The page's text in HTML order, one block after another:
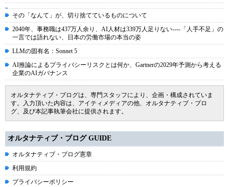
その「なんて」が、切り捨てているものについて
2040年、事務職は437万人余り、AI人材は339万人足りない----「人手不足」の
一言では語れない、日本の労働市場の本当の姿
LLMの固有名：Sonnet 5
AI推論によるプライバシーリスクとは何か、Gartnerの2029年予測から考える
企業のAIガバナンス
オルタナティブ・ブログは、専門スタッフにより、企画・構成されていま
す。入力頂いた内容は、アイティメディアの他、オルタナティブ・ブロ
グ、及び本記事執筆会社に提供されます。
オルタナティブ・ブログ GUIDE
オルタナティブ・ブログ憲章
利用規約
プライバシーポリシー